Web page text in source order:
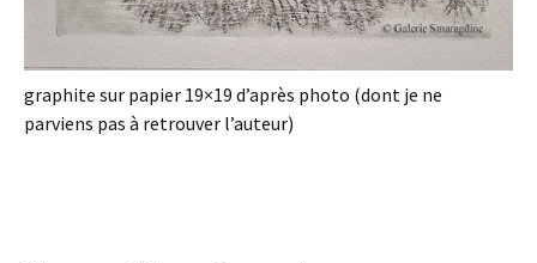
graphite sur papier 19×19 d’après photo (dont je ne
parviens pas à retrouver l’auteur)